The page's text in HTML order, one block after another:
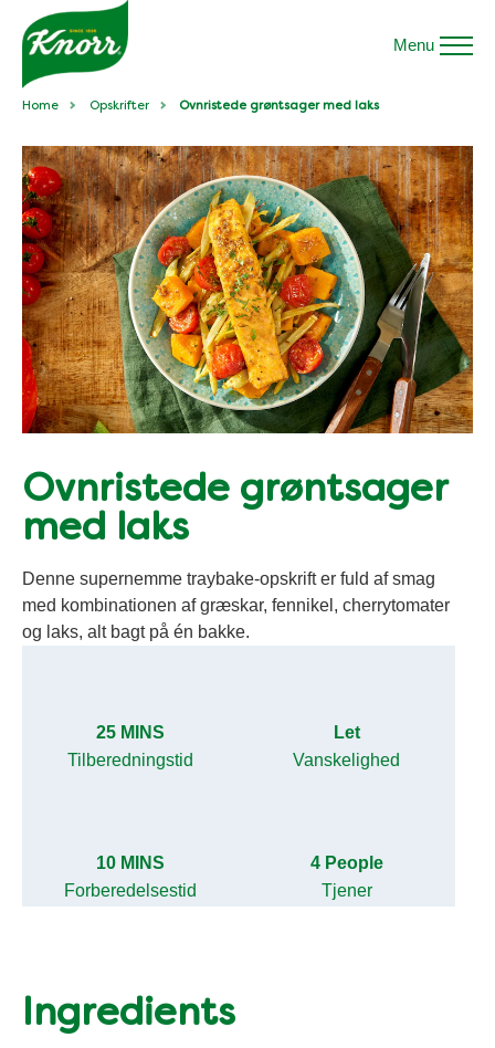
Menu
Home Opskrifter Ovnristede grøntsager med laks
Ovnristede grøntsager
med laks
Denne supernemme traybake-opskrift er fuld af smag
med kombinationen af ​​græskar, fennikel, cherrytomater
og laks, alt bagt på én bakke.
25 MINS
Tilberedningstid
Let
Vanskelighed
10 MINS
Forberedelsestid
4 People
Tjener
Ingredients